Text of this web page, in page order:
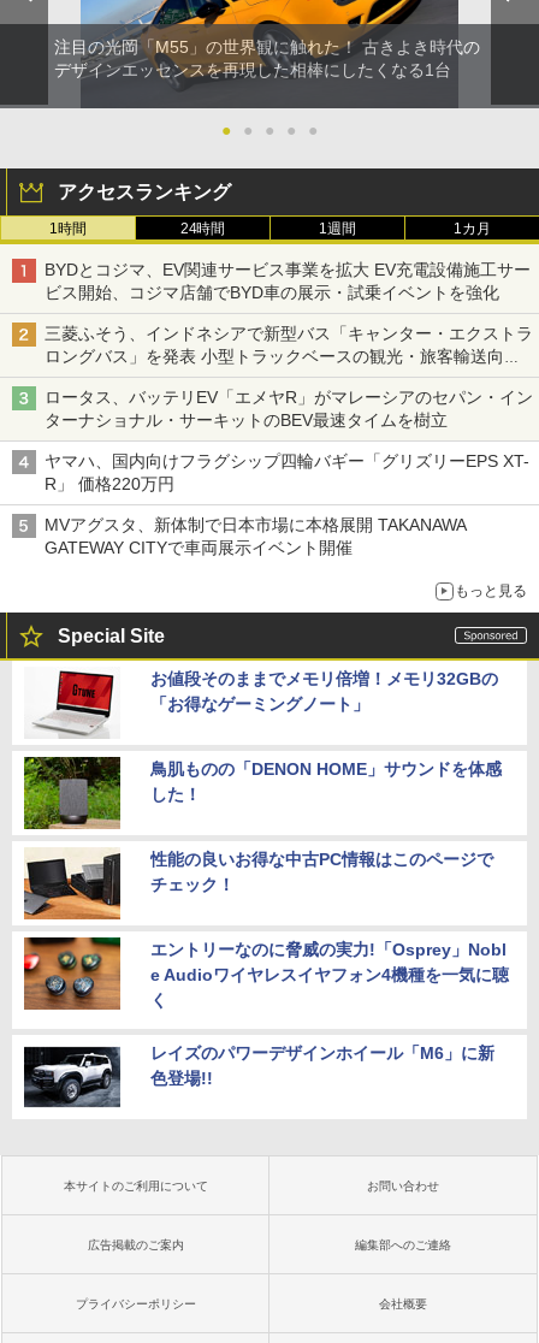
注目の光岡「M55」の世界観に触れた！ 古きよき時代の
デザインエッセンスを再現した相棒にしたくなる1台
● ● ● ● ●
アクセスランキング
1時間 24時間 1週間 1カ月
BYDとコジマ、EV関連サービス事業を拡大 EV充電設備施工サー
ビス開始、コジマ店舗でBYD車の展示・試乗イベントを強化
三菱ふそう、インドネシアで新型バス「キャンター・エクストラ
ロングバス」を発表 小型トラックベースの観光・旅客輸送向け
バス
ロータス、バッテリEV「エメヤR」がマレーシアのセパン・イン
ターナショナル・サーキットのBEV最速タイムを樹立
ヤマハ、国内向けフラグシップ四輪バギー「グリズリーEPS XT-
R」 価格220万円
MVアグスタ、新体制で日本市場に本格展開 TAKANAWA
GATEWAY CITYで車両展示イベント開催
もっと見る
Special Site
お値段そのままでメモリ倍増！メモリ32GBの
「お得なゲーミングノート」
鳥肌ものの「DENON HOME」サウンドを体感
した！
性能の良いお得な中古PC情報はこのページで
チェック！
エントリーなのに脅威の実力!「Osprey」Nobl
e Audioワイヤレスイヤフォン4機種を一気に聴
く
レイズのパワーデザインホイール「M6」に新
色登場!!
本サイトのご利用について お問い合わせ
広告掲載のご案内 編集部へのご連絡
プライバシーポリシー 会社概要